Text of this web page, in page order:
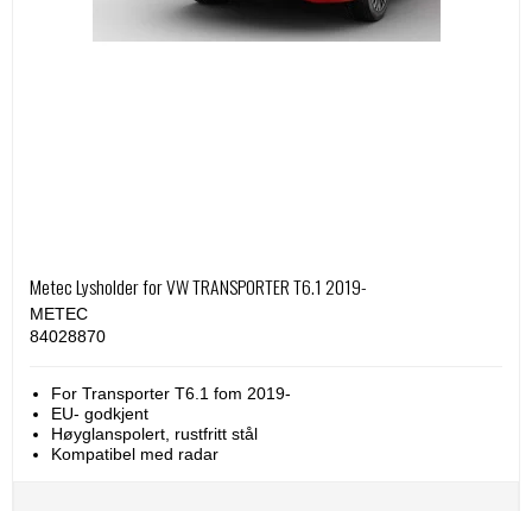
Metec Lysholder for VW TRANSPORTER T6.1 2019-
METEC
84028870
For Transporter T6.1 fom 2019-
EU- godkjent
Høyglanspolert, rustfritt stål
Kompatibel med radar